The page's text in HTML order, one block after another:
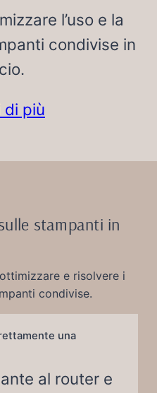
l’uso e la
condivise in
di più
stampanti in
e risolvere i
condivise.
una
al router e